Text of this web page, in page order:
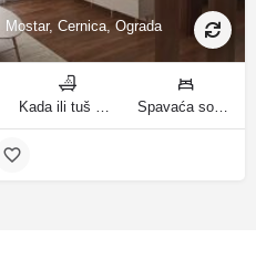
Mostar, Cernica, Ograda
Kada ili tuš kupatila Spavaća soba 1: 1 bračni krevet | Dnevni boravak: 1 kauč na razvlačenje | Spavaća soba 1: 3 kreveta za jednu osobu ležaja